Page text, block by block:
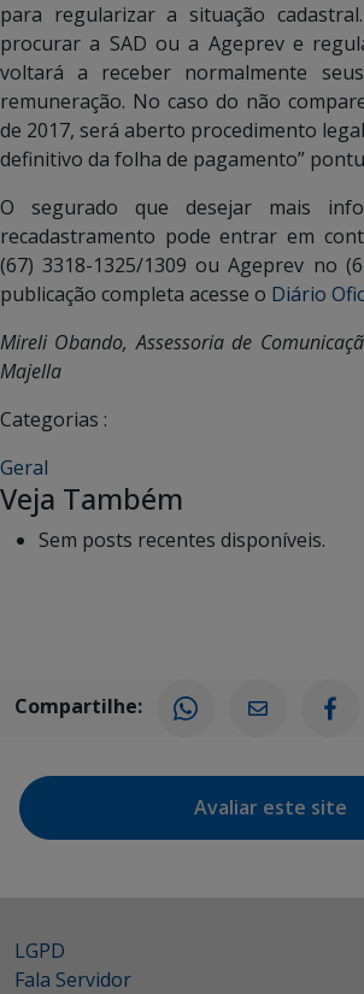
para regularizar a situação
procurar a SAD ou a Ageprev e
voltará a receber normalmente
remuneração. No caso do não
de 2017, será aberto procedimento
definitivo da folha de pagamento”
O segurado que desejar mais
recadastramento pode entrar em
(67) 3318-1325/1309 ou Ageprev no
publicação completa acesse o Diário
Mireli Obando, Assessoria de
Majella
Categorias :
Geral
Veja Também
Sem posts recentes disponíveis.
Compartilhe:
Avaliar este site
LGPD
Fala Servidor